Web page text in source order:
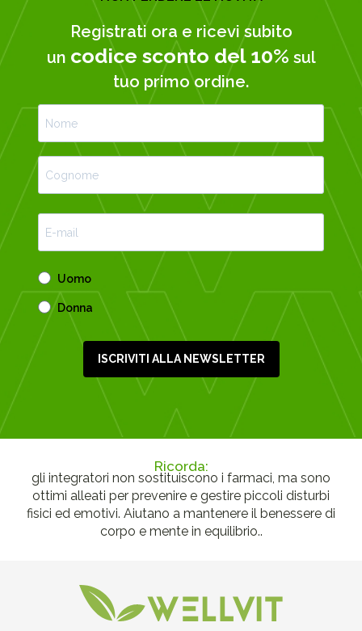
Registrati ora e ricevi subito
un codice sconto del 10% sul
tuo primo ordine.
Uomo
Donna
ISCRIVITI ALLA NEWSLETTER
Ricorda:
gli integratori non sostituiscono i farmaci, ma sono
ottimi alleati per prevenire e gestire piccoli disturbi
fisici ed emotivi. Aiutano a mantenere il benessere di
corpo e mente in equilibrio..